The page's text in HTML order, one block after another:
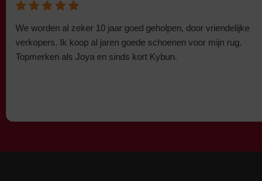
We worden al zeker 10 jaar goed geholpen, door vriendelijke
verkopers. Ik koop al jaren goede schoenen voor mijn rug.
Topmerken als Joya en sinds kort Kybun.